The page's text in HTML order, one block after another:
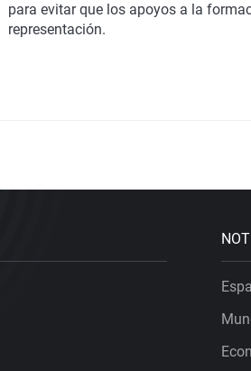
para evitar que los apoyos a la
representación.